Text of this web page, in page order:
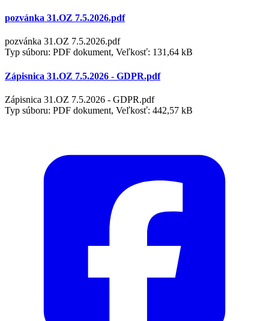
pozvánka 31.OZ 7.5.2026.pdf
pozvánka 31.OZ 7.5.2026.pdf
Typ súboru: PDF dokument, Veľkosť: 131,64 kB
Zápisnica 31.OZ 7.5.2026 - GDPR.pdf
Zápisnica 31.OZ 7.5.2026 - GDPR.pdf
Typ súboru: PDF dokument, Veľkosť: 442,57 kB